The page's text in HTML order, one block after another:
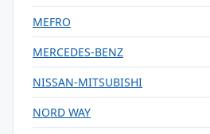
MEFRO
MERCEDES-BENZ
NISSAN-MITSUBISHI
NORD WAY